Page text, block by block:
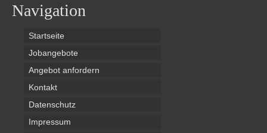
Navigation
Startseite
Jobangebote
Angebot anfordern
Kontakt
Datenschutz
Impressum